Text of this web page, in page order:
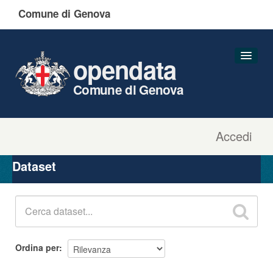
Comune di Genova
Accedi
opendata
Comune di Genova
Organizzazioni
Gruppi
Dataset
Ordina per